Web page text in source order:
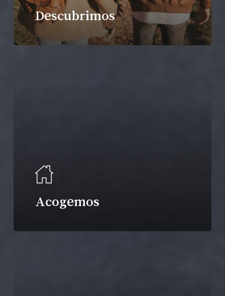
Descubrimos
Acogemos